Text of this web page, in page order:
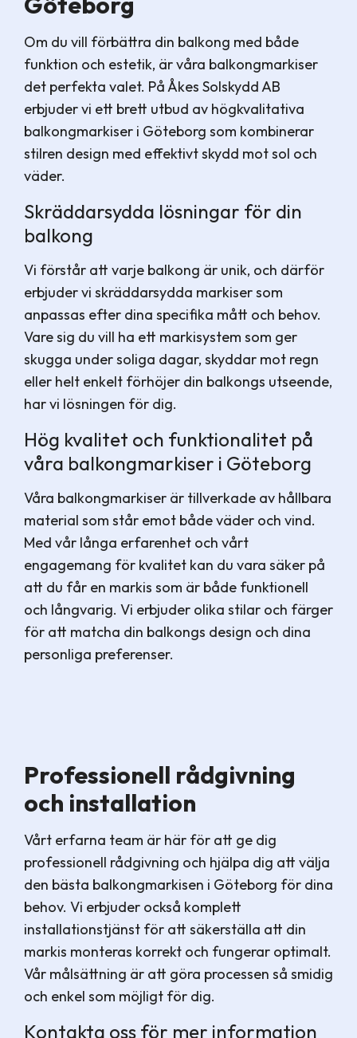
Om du vill förbättra din balkong med både
funktion och estetik, är våra balkongmarkiser
det perfekta valet. På Åkes Solskydd AB
erbjuder vi ett brett utbud av högkvalitativa
balkongmarkiser i Göteborg som kombinerar
stilren design med effektivt skydd mot sol och
väder.
Skräddarsydda lösningar för din
balkong
Vi förstår att varje balkong är unik, och därför
erbjuder vi skräddarsydda markiser som
anpassas efter dina specifika mått och behov.
Vare sig du vill ha ett markisystem som ger
skugga under soliga dagar, skyddar mot regn
eller helt enkelt förhöjer din balkongs utseende,
har vi lösningen för dig.
Hög kvalitet och funktionalitet på
våra balkongmarkiser i Göteborg
Våra balkongmarkiser är tillverkade av hållbara
material som står emot både väder och vind.
Med vår långa erfarenhet och vårt
engagemang för kvalitet kan du vara säker på
att du får en markis som är både funktionell
och långvarig. Vi erbjuder olika stilar och färger
för att matcha din balkongs design och dina
personliga preferenser.
Professionell rådgivning
och installation
Vårt erfarna team är här för att ge dig
professionell rådgivning och hjälpa dig att välja
den bästa balkongmarkisen i Göteborg för dina
behov. Vi erbjuder också komplett
installationstjänst för att säkerställa att din
markis monteras korrekt och fungerar optimalt.
Vår målsättning är att göra processen så smidig
och enkel som möjligt för dig.
Kontakta oss för mer information